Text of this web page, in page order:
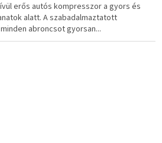
erős autós kompresszor a gyors és
alatt. A szabadalmaztatott
abroncsot gyorsan...